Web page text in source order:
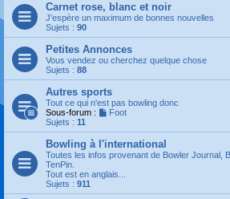
Carnet rose, blanc et noir
J'espère un maximum de bonnes nouvelles
Sujets : 90
Petites Annonces
Vous vendez ou cherchez quelque chose
Sujets : 88
Autres sports
Tout ce qui n'est pas bowling donc
Sous-forum :
Foot
Sujets : 11
Bowling à l'international
Toutes les infos provenant de Bowler Journal,
TenPin.
Tout est en anglais...
Sujets : 911